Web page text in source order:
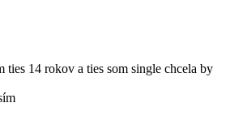
ties 14 rokov a ties som single chcela by